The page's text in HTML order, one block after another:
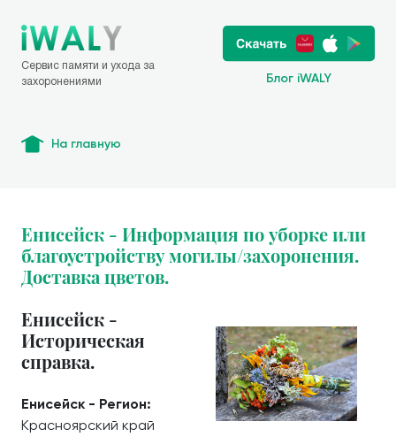
Сервис памяти и ухода за
захоронениями
Блог iWALY
На главную
Енисейск - Информация по уборке или
благоустройству могилы/захоронения.
Доставка цветов.
Енисейск -
Историческая
справка.
Енисейск - Регион:
Красноярский край